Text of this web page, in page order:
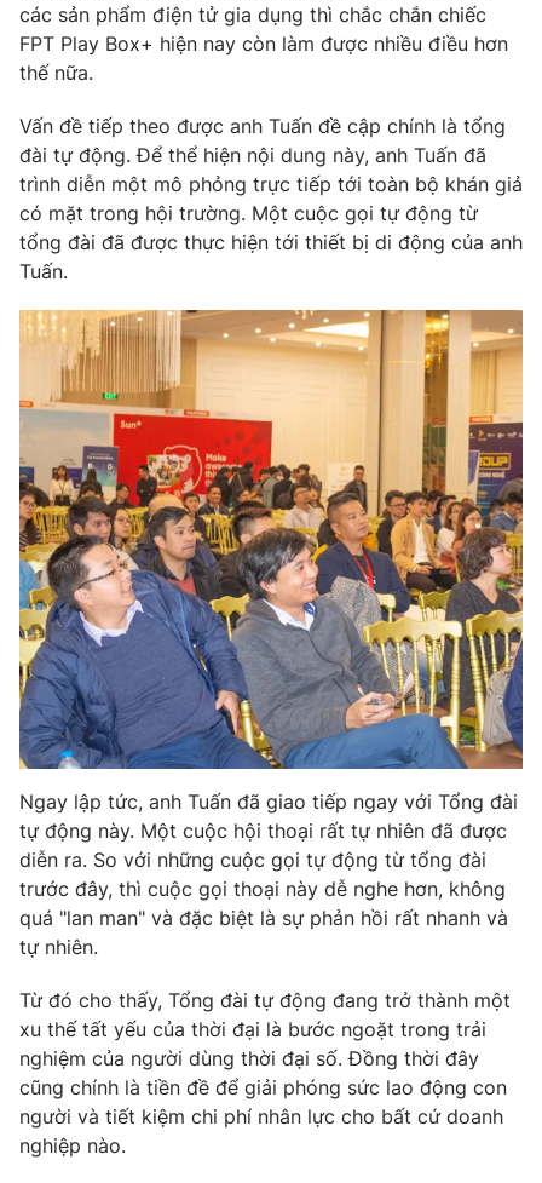
VTV9 VTV8
Liên hệ tòa soạn
THỜI BÁO VTV
Theo dõi báo trên
Cơ quan chủ quản:
Cơ quan báo chí:
Thời báo VTV
Giấy phép hoạt động báo in và báo điện tử số 483/GP-BTTTT
cấp ngày 29/12/2023
Tổng Biên tập:Vũ Thanh Thủy
Phó Tổng Biên tập:Nguyễn Thị Mỹ Hạnh, Phạm Quốc Thắng,
Nguyễn Trọng Ninh
Tổng đài VTV:024.38 355 931 - 024.38 355 932
Ðiện thoại Thời báo VTV:024.66 897 897
Email:toasoan@vtv.vn
Liên hệ quảng cáo: 024-7300.7108
® Cấm sao chép dưới mọi hình thức nếu không có sự chấp
thuận bằng văn bản. Ghi rõ nguồn VTV.vn khi phát hành lại
thông tin từ website này.
các sản phẩm điện tử gia dụng thì chắc chắn chiếc
FPT Play Box+ hiện nay còn làm được nhiều điều hơn
thế nữa.
Vấn đề tiếp theo được anh Tuấn đề cập chính là tổng
đài tự động. Để thể hiện nội dung này, anh Tuấn đã
trình diễn một mô phỏng trực tiếp tới toàn bộ khán giả
có mặt trong hội trường. Một cuộc gọi tự động từ
tổng đài đã được thực hiện tới thiết bị di động của anh
Tuấn.
Ngay lập tức, anh Tuấn đã giao tiếp ngay với Tổng đài
tự động này. Một cuộc hội thoại rất tự nhiên đã được
diễn ra. So với những cuộc gọi tự động từ tổng đài
trước đây, thì cuộc gọi thoại này dễ nghe hơn, không
quá "lan man" và đặc biệt là sự phản hồi rất nhanh và
tự nhiên.
Từ đó cho thấy, Tổng đài tự động đang trở thành một
xu thế tất yếu của thời đại là bước ngoặt trong trải
nghiệm của người dùng thời đại số. Đồng thời đây
cũng chính là tiền đề để giải phóng sức lao động con
người và tiết kiệm chi phí nhân lực cho bất cứ doanh
nghiệp nào.